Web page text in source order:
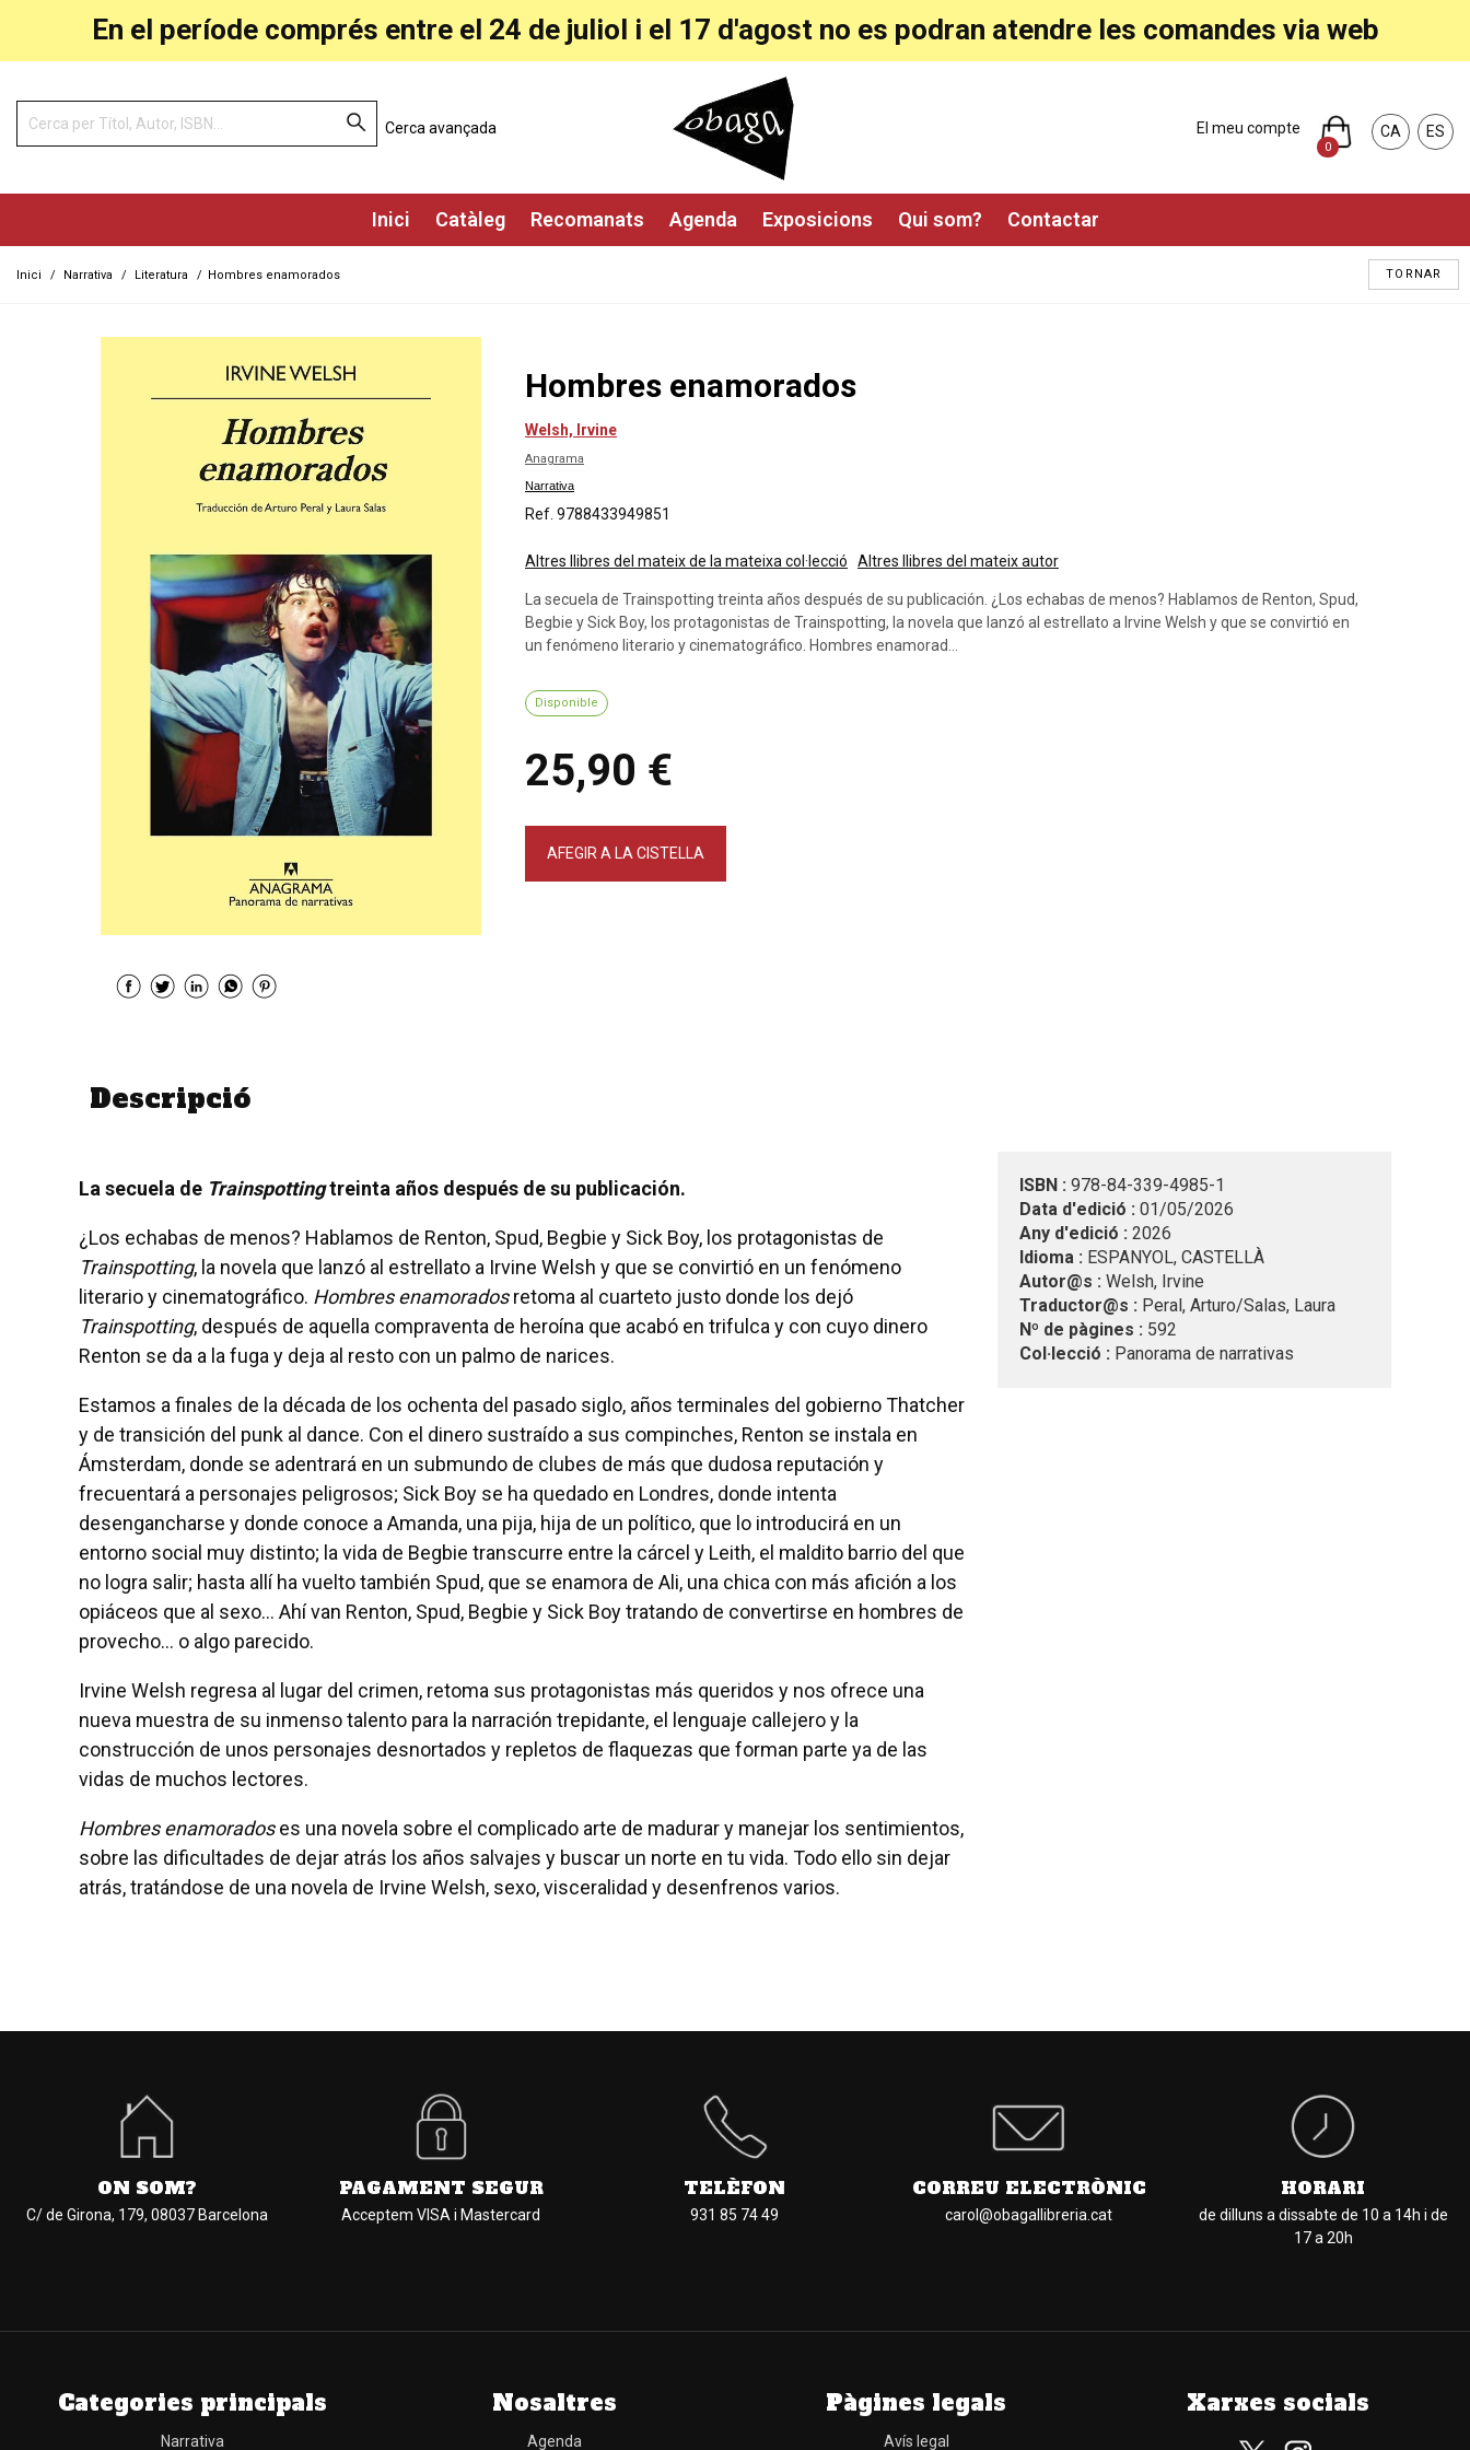
En el període comprés entre el 24 de juliol i el 17 d'agost no es podran atendre les comandes via web
CA ES
El meu compte
0
Inici Catàleg Recomanats Agenda Exposicions Qui som? Contactar
Cerca avançada
Inici / Narrativa / Literatura / Hombres enamorados TORNAR
Hombres enamorados
Welsh, Irvine
Anagrama
Narrativa
Ref. 9788433949851
Altres llibres del mateix de la mateixa col·lecció Altres llibres del mateix autor
La secuela de Trainspotting treinta años después de su publicación. ¿Los echabas de menos? Hablamos de Renton, Spud,
Begbie y Sick Boy, los protagonistas de Trainspotting, la novela que lanzó al estrellato a Irvine Welsh y que se convirtió en
un fenómeno literario y cinematográfico. Hombres enamorad...
Disponible
25,90 €
AFEGIR A LA CISTELLA
Descripció
ISBN : 978-84-339-4985-1
Data d'edició : 01/05/2026
Any d'edició : 2026
Idioma : ESPANYOL, CASTELLÀ
Autor@s : Welsh, Irvine
Traductor@s : Peral, Arturo/Salas, Laura
Nº de pàgines : 592
Col·lecció : Panorama de narrativas
La secuela de Trainspottingtreinta años después de su publicación.
¿Los echabas de menos? Hablamos de Renton, Spud, Begbie y Sick Boy, los protagonistas de
Trainspotting, la novela que lanzó al estrellato a Irvine Welsh y que se convirtió en un fenómeno
literario y cinematográfico. Hombres enamoradosretoma al cuarteto justo donde los dejó
Trainspotting, después de aquella compraventa de heroína que acabó en trifulca y con cuyo dinero
Renton se da a la fuga y deja al resto con un palmo de narices.
Estamos a finales de la década de los ochenta del pasado siglo, años terminales del gobierno Thatcher
y de transición del punk al dance. Con el dinero sustraído a sus compinches, Renton se instala en
Ámsterdam, donde se adentrará en un submundo de clubes de más que dudosa reputación y
frecuentará a personajes peligrosos; Sick Boy se ha quedado en Londres, donde intenta
desengancharse y donde conoce a Amanda, una pija, hija de un político, que lo introducirá en un
entorno social muy distinto; la vida de Begbie transcurre entre la cárcel y Leith, el maldito barrio del que
no logra salir; hasta allí ha vuelto también Spud, que se enamora de Ali, una chica con más afición a los
opiáceos que al sexo… Ahí van Renton, Spud, Begbie y Sick Boy tratando de convertirse en hombres de
provecho… o algo parecido.
Irvine Welsh regresa al lugar del crimen, retoma sus protagonistas más queridos y nos ofrece una
nueva muestra de su inmenso talento para la narración trepidante, el lenguaje callejero y la
construcción de unos personajes desnortados y repletos de flaquezas que forman parte ya de las
vidas de muchos lectores.
Hombres enamoradoses una novela sobre el complicado arte de madurar y manejar los sentimientos,
sobre las dificultades de dejar atrás los años salvajes y buscar un norte en tu vida. Todo ello sin dejar
atrás, tratándose de una novela de Irvine Welsh, sexo, visceralidad y desenfrenos varios.
ON SOM?
C/ de Girona, 179, 08037 Barcelona
PAGAMENT SEGUR
Acceptem VISA i Mastercard
TELÈFON
931 85 74 49
CORREU ELECTRÒNIC
carol@obagallibreria.cat
HORARI
de dilluns a dissabte de 10 a 14h i de
17 a 20h
Categories principals
Narrativa
Nosaltres
Agenda
Pàgines legals
Avís legal
Xarxes socials